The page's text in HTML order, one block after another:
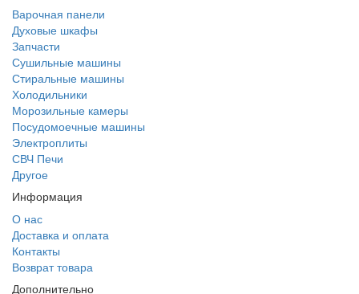
Варочная панели
Духовые шкафы
Запчасти
Сушильные машины
Стиральные машины
Холодильники
Морозильные камеры
Посудомоечные машины
Электроплиты
СВЧ Печи
Другое
Информация
О нас
Доставка и оплата
Контакты
Возврат товара
Дополнительно